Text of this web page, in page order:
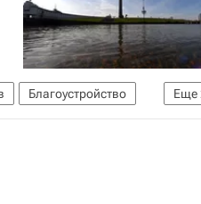
Еще
Благоустройство